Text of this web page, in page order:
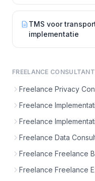
TMS voor
implementatie
FREELANCE
Freelance Privacy
Freelance
Freelance
Freelance Data
Freelance Freelance
Freelance Freelance